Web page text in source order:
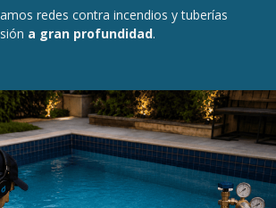
redes contra incendios y tuberías
a gran profundidad.